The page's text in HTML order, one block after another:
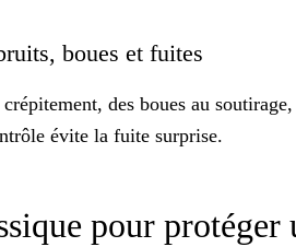
boues et fuites
des boues au
évite la fuite surprise.
pour